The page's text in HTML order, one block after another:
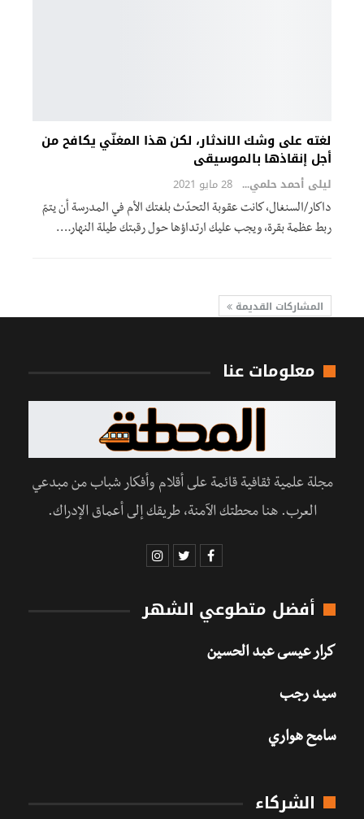
لغته على وشك الاندثار، لكن هذا المغنّي يكافح من
أجل إنقاذها بالموسيقى
ليلى أحمد حلمي 28 مايو 2021
داكار/السنغال، كانت عقوبة التحدّث بلغتك الأم في المدرسة أن يتمّ
ربط عظمة بقرة، ويجب عليك ارتداؤها حول رقبتك طيلة النهار.…
المشاركات القديمة
معلومات عنا
مجلة علمية ثقافية قائمة على أقلام وأفكار شباب من مبدعي
العرب. هنا محطتك الآمنة، طريقك إلى أعماق الإدراك.
أفضل متطوعي الشهر
كرار عيسى عبد الحسين
سيد رجب
سامح هواري
الشركاء